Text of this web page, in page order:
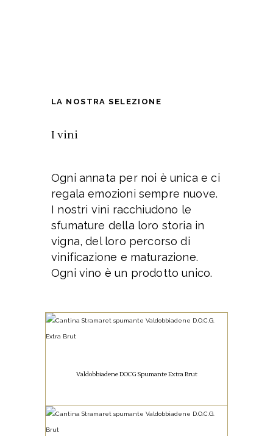
LA NOSTRA SELEZIONE
I vini
Ogni annata per noi è unica e ci
regala emozioni sempre nuove.
I nostri vini racchiudono le
sfumature della loro storia in
vigna, del loro percorso di
vinificazione e maturazione.
Ogni vino è un prodotto unico.
Valdobbiadene DOCG Spumante Extra
Valdobbiadene DOCG Spumante Extra Brut